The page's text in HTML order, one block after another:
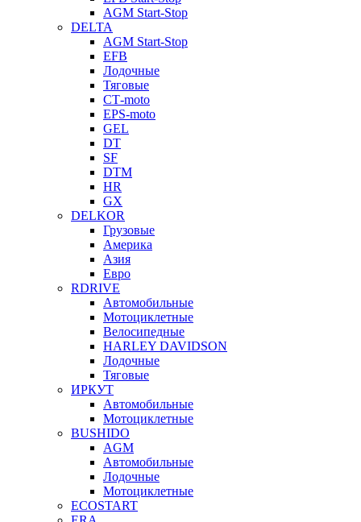
AGM Start-Stop
DELTA
AGM Start-Stop
EFB
Лодочные
Тяговые
СТ-moto
EPS-moto
GEL
DT
SF
DTM
HR
GX
DELKOR
Грузовые
Америка
Азия
Евро
RDRIVE
Автомобильные
Мотоциклетные
Велосипедные
HARLEY DAVIDSON
Лодочные
Тяговые
ИРКУТ
Автомобильные
Мотоциклетные
BUSHIDO
AGM
Автомобильные
Лодочные
Мотоциклетные
ECOSTART